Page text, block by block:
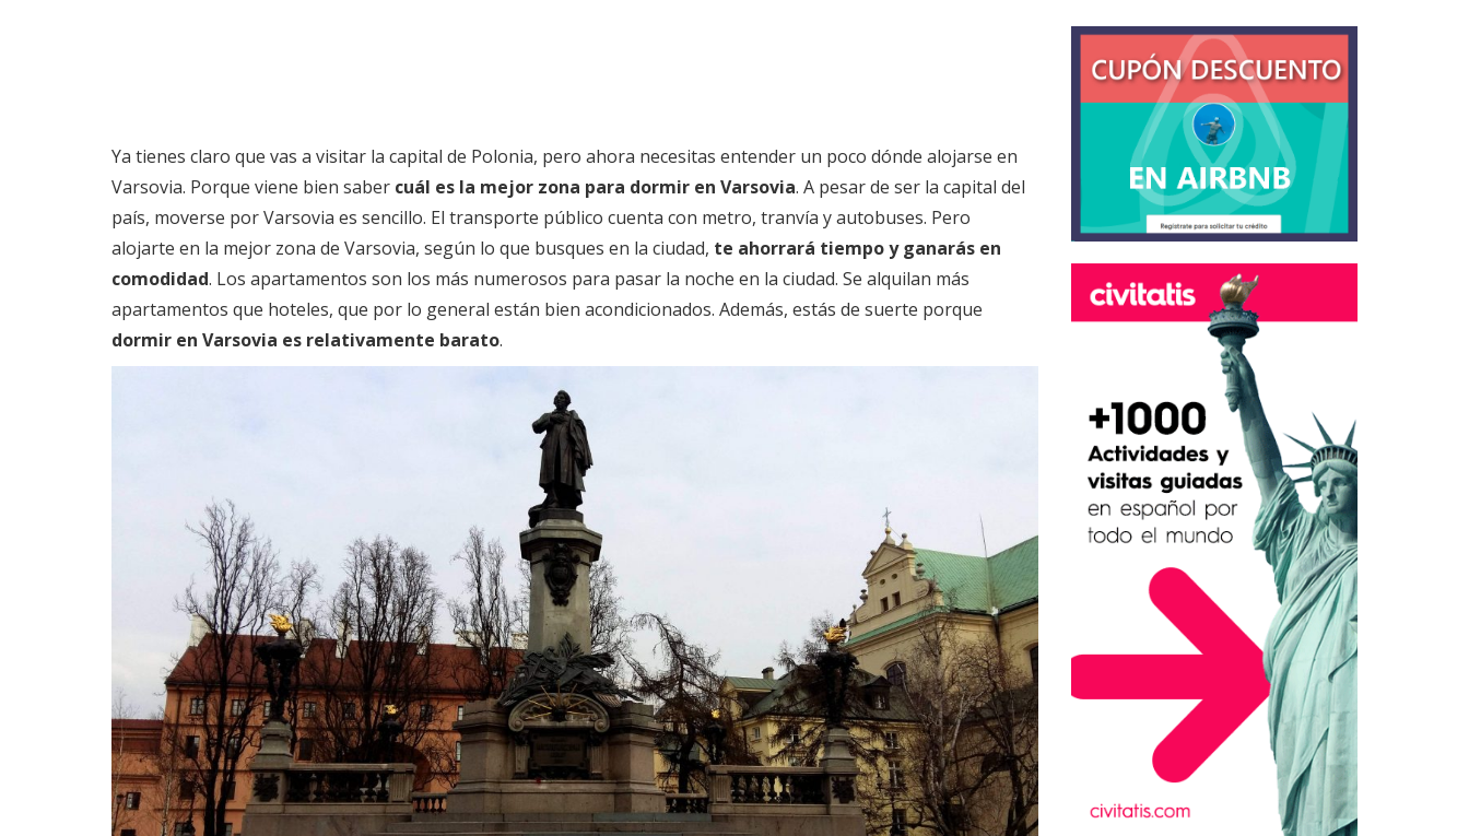
Ya tienes claro que vas a visitar la capital de Polonia, pero ahora necesitas entender un poco dónde alojarse en
Varsovia. Porque viene bien saber cuál es la mejor zona para dormir en Varsovia. A pesar de ser la capital del
país, moverse por Varsovia es sencillo. El transporte público cuenta con metro, tranvía y autobuses. Pero
alojarte en la mejor zona de Varsovia, según lo que busques en la ciudad, te ahorrará tiempo y ganarás en
comodidad. Los apartamentos son los más numerosos para pasar la noche en la ciudad. Se alquilan más
apartamentos que hoteles, que por lo general están bien acondicionados. Además, estás de suerte porque
dormir en Varsovia es relativamente barato.